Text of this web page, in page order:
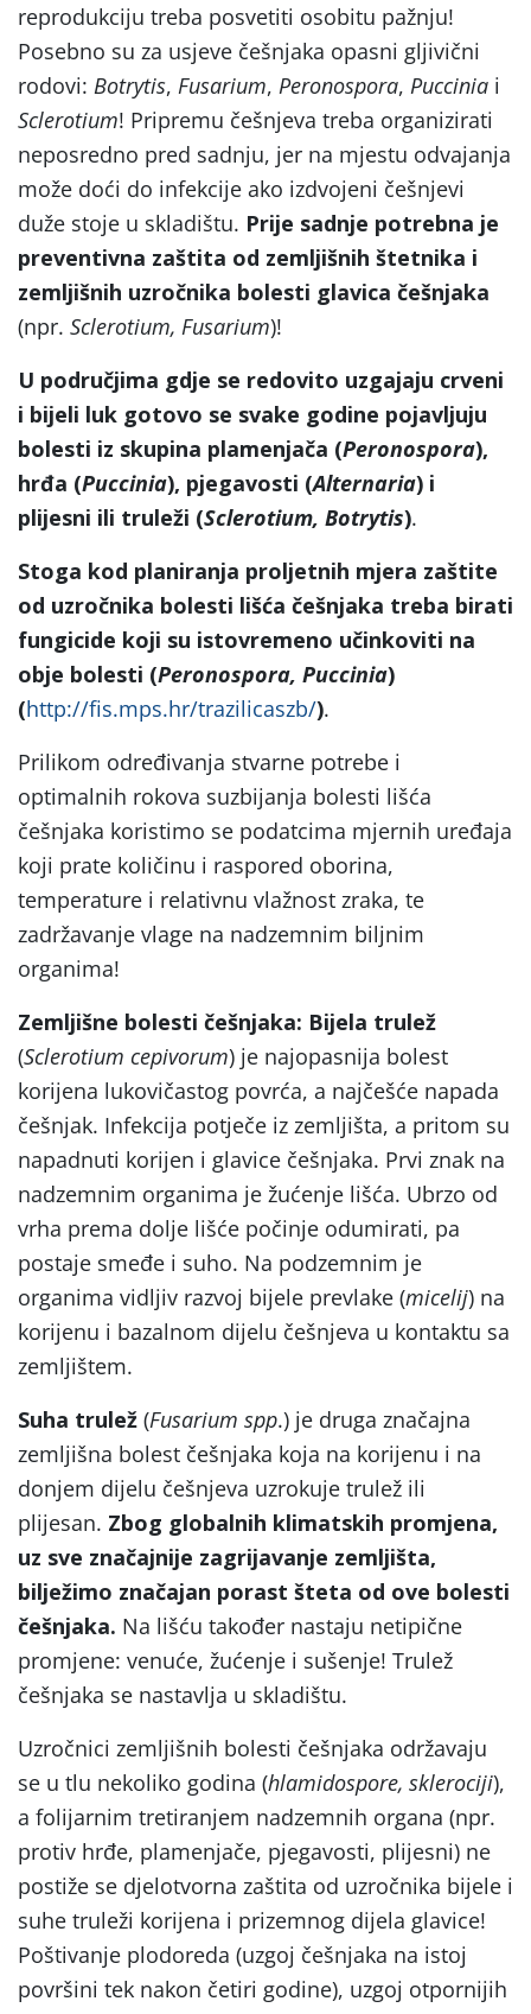
reprodukciju treba posvetiti osobitu pažnju!
Posebno su za usjeve češnjaka opasni gljivični
rodovi: Botrytis, Fusarium, Peronospora, Puccinia i
Sclerotium! Pripremu češnjeva treba organizirati
neposredno pred sadnju, jer na mjestu odvajanja
može doći do infekcije ako izdvojeni češnjevi
duže stoje u skladištu. Prije sadnje potrebna je
preventivna zaštita od zemljišnih štetnika i
zemljišnih uzročnika bolesti glavica češnjaka
(npr. Sclerotium, Fusarium)!
U područjima gdje se redovito uzgajaju crveni
i bijeli luk gotovo se svake godine pojavljuju
bolesti iz skupina plamenjača (Peronospora),
hrđa (Puccinia), pjegavosti (Alternaria) i
plijesni ili truleži (Sclerotium, Botrytis).
Stoga kod planiranja proljetnih mjera zaštite
od uzročnika bolesti lišća češnjaka treba birati
fungicide koji su istovremeno učinkoviti na
obje bolesti (Peronospora, Puccinia)
(http://fis.mps.hr/trazilicaszb/).
Prilikom određivanja stvarne potrebe i
optimalnih rokova suzbijanja bolesti lišća
češnjaka koristimo se podatcima mjernih uređaja
koji prate količinu i raspored oborina,
temperature i relativnu vlažnost zraka, te
zadržavanje vlage na nadzemnim biljnim
organima!
Zemljišne bolesti češnjaka: Bijela trulež
(Sclerotium cepivorum) je najopasnija bolest
korijena lukovičastog povrća, a najčešće napada
češnjak. Infekcija potječe iz zemljišta, a pritom su
napadnuti korijen i glavice češnjaka. Prvi znak na
nadzemnim organima je žućenje lišća. Ubrzo od
vrha prema dolje lišće počinje odumirati, pa
postaje smeđe i suho. Na podzemnim je
organima vidljiv razvoj bijele prevlake (micelij) na
korijenu i bazalnom dijelu češnjeva u kontaktu sa
zemljištem.
Suha trulež (Fusarium spp.) je druga značajna
zemljišna bolest češnjaka koja na korijenu i na
donjem dijelu češnjeva uzrokuje trulež ili
plijesan. Zbog globalnih klimatskih promjena,
uz sve značajnije zagrijavanje zemljišta,
bilježimo značajan porast šteta od ove bolesti
češnjaka. Na lišću također nastaju netipične
promjene: venuće, žućenje i sušenje! Trulež
češnjaka se nastavlja u skladištu.
Uzročnici zemljišnih bolesti češnjaka održavaju
se u tlu nekoliko godina (hlamidospore, sklerociji),
a folijarnim tretiranjem nadzemnih organa (npr.
protiv hrđe, plamenjače, pjegavosti, plijesni) ne
postiže se djelotvorna zaštita od uzročnika bijele i
suhe truleži korijena i prizemnog dijela glavice!
Poštivanje plodoreda (uzgoj češnjaka na istoj
površini tek nakon četiri godine), uzgoj otpornijih